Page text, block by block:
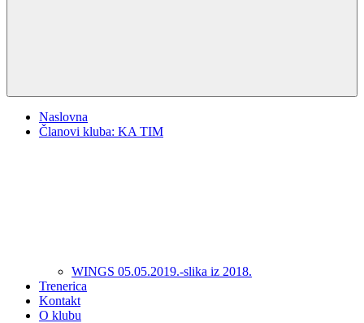
Naslovna
Članovi kluba: KA TIM
WINGS 05.05.2019.-slika iz 2018.
Trenerica
Kontakt
O klubu